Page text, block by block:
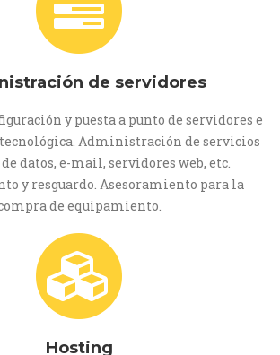
de servidores
y puesta a punto de servidores e
Administración de servicios
datos, e-mail, servidores web, etc.
y resguardo. Asesoramiento para la
de equipamiento.
Hosting